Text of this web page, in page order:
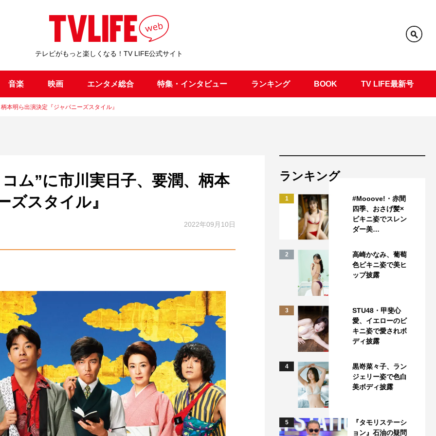
テレビがもっと楽しくなる！TV LIFE公式サイト
音楽 映画 エンタメ総合 特集・インタビュー ランキング BOOK TV LIFE最新号
本明ら出演決定『ジャパニーズスタイル』
ム”に市川実日子、要潤、柄本
ズスタイル』
2022年09月10日
ランキング
1
#Mooove!・赤間
四季、おさげ髪×
ビキニ姿でスレン
ダー美…
2
高崎かなみ、葡萄
色ビキニ姿で美ヒ
ップ披露
3
STU48・甲斐心
愛、イエローのビ
キニ姿で愛されボ
ディ披露
4
黒嵜菜々子、ラン
ジェリー姿で色白
美ボディ披露
5
『タモリステーシ
ョン』石油の疑問